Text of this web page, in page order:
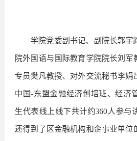
学院党委副书记、副院长郭宇
院外国语与国际教育学院院长刘军
专员樊凡教授、对外交流秘书李娟
中国-东盟金融经济创培班、经济
生代表线上线下共计约360人参与
还得到了区金融机构和企事业单位